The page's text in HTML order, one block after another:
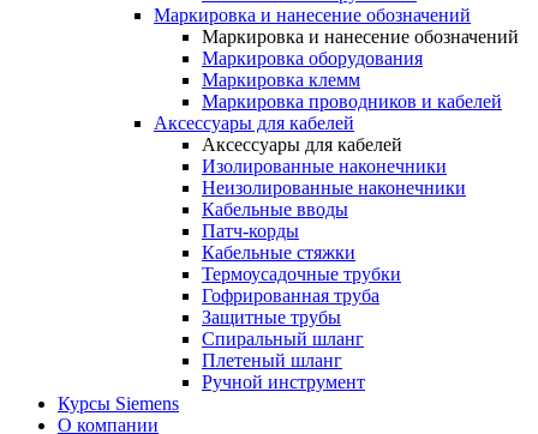
Маркировка и нанесение обозначений
Маркировка и нанесение обозначений
Маркировка оборудования
Маркировка клемм
Маркировка проводников и кабелей
Аксессуары для кабелей
Аксессуары для кабелей
Изолированные наконечники
Неизолированные наконечники
Кабельные вводы
Патч-корды
Кабельные стяжки
Термоусадочные трубки
Гофрированная труба
Защитные трубы
Спиральный шланг
Плетеный шланг
Ручной инструмент
Курсы Siemens
О компании